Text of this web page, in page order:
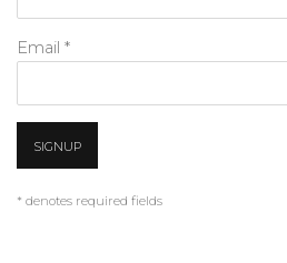
Email *
SIGNUP
* denotes required fields